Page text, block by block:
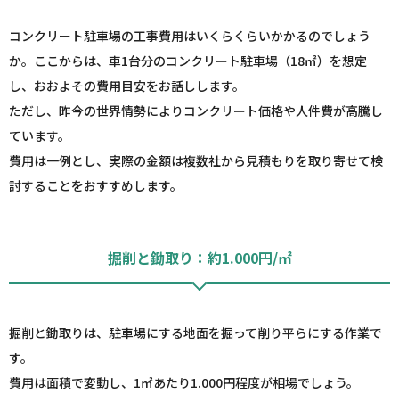
コンクリート駐車場の工事費用はいくらくらいかかるのでしょう
か。ここからは、車1台分のコンクリート駐車場（18㎡）を想定
し、おおよその費用目安をお話しします。
ただし、昨今の世界情勢によりコンクリート価格や人件費が高騰し
ています。
費用は一例とし、実際の金額は複数社から見積もりを取り寄せて検
討することをおすすめします。
掘削と鋤取り：約1.000円/㎡
掘削と鋤取りは、駐車場にする地面を掘って削り平らにする作業で
す。
費用は面積で変動し、1㎡あたり1.000円程度が相場でしょう。